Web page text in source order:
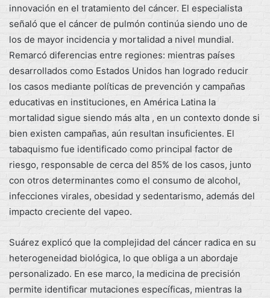
innovación en el tratamiento del cáncer. El especialista
señaló que el cáncer de pulmón continúa siendo uno de
los de mayor incidencia y mortalidad a nivel mundial.
Remarcó diferencias entre regiones: mientras países
desarrollados como Estados Unidos han logrado reducir
los casos mediante políticas de prevención y campañas
educativas en instituciones, en América Latina la
mortalidad sigue siendo más alta , en un contexto donde si
bien existen campañas, aún resultan insuficientes. El
tabaquismo fue identificado como principal factor de
riesgo, responsable de cerca del 85% de los casos, junto
con otros determinantes como el consumo de alcohol,
infecciones virales, obesidad y sedentarismo, además del
impacto creciente del vapeo.
Suárez explicó que la complejidad del cáncer radica en su
heterogeneidad biológica, lo que obliga a un abordaje
personalizado. En ese marco, la medicina de precisión
permite identificar mutaciones específicas, mientras la